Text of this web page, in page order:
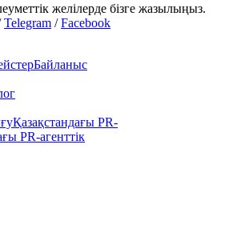
желілерде бізге жазылыңыз.
Telegram /Facebook
Байланыс
Қазақстандағы PR-
PR-агенттік